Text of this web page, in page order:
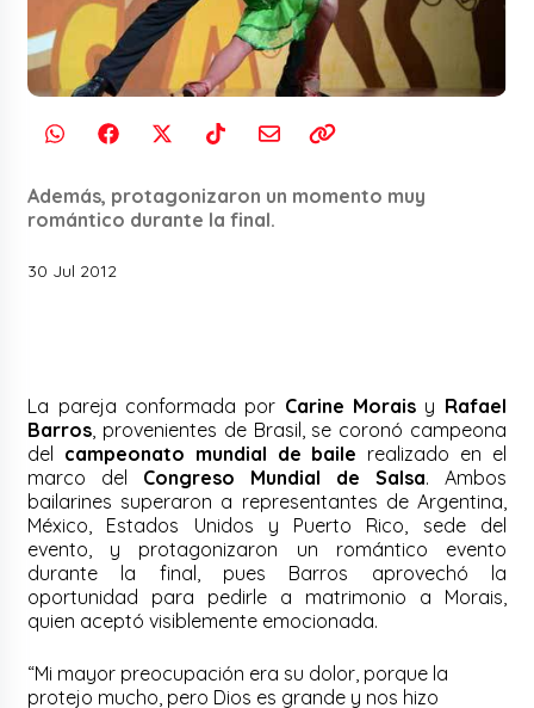
Además, protagonizaron un momento muy
romántico durante la final.
30 Jul 2012
La pareja conformada por Carine Morais y Rafael
Barros, provenientes de Brasil, se coronó campeona
del campeonato mundial de baile realizado en el
marco del Congreso Mundial de Salsa. Ambos
bailarines superaron a representantes de Argentina,
México, Estados Unidos y Puerto Rico, sede del
evento, y protagonizaron un romántico evento
durante la final, pues Barros aprovechó la
oportunidad para pedirle a matrimonio a Morais,
quien aceptó visiblemente emocionada.
“Mi mayor preocupación era su dolor, porque la
protejo mucho, pero Dios es grande y nos hizo